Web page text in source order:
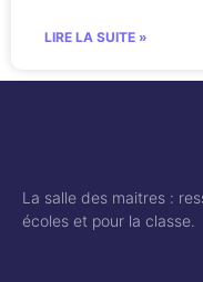
LIRE LA SUITE »
La salle des maitres :
écoles et pour la classe.